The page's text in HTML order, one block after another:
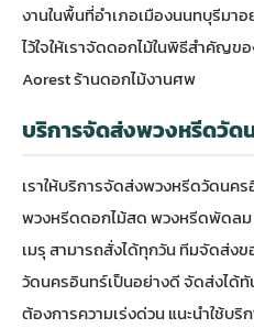
งานในพื้นที่อำเภอเมืองนนทบุรีมา
ไว้ใจให้เราจัดดอกไม้ในพิธีสำคัญ
Aorest ร้านดอกไม้งานศพ
บริการจัดส่งพวงหรีดวัด
เราให้บริการจัดส่งพวงหรีดวัดนค
พวงหรีดดอกไม้สด พวงหรีดพัดลม
เมรุ สามารถสั่งได้ทุกวัน ทีมจัดส่งข
วัดนครอินทร์เป็นอย่างดี จัดส่งได้ทั
ต้องการความเร่งด่วน แนะนำใช้บริ